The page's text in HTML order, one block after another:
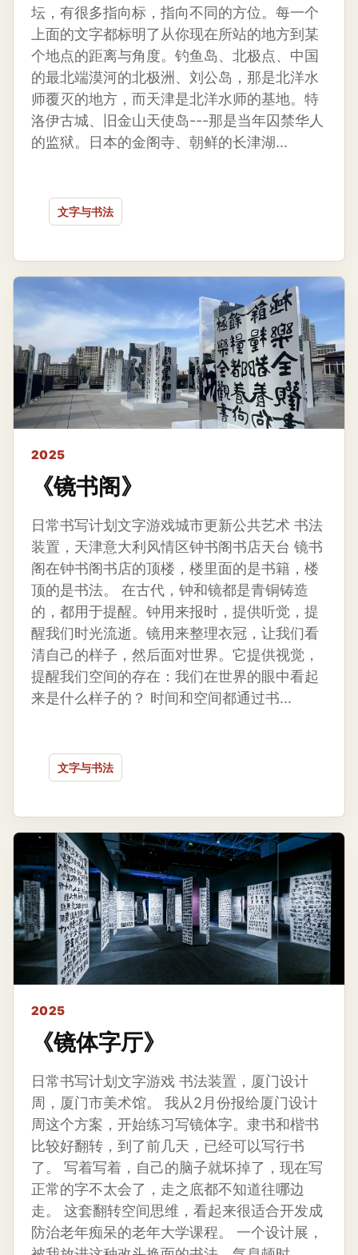
坛，有很多指向标，指向不同的方位。每一个
上面的文字都标明了从你现在所站的地方到某
个地点的距离与角度。钓鱼岛、北极点、中国
的最北端漠河的北极洲、刘公岛，那是北洋水
师覆灭的地方，而天津是北洋水师的基地。特
洛伊古城、旧金山天使岛---那是当年囚禁华人
的监狱。日本的金阁寺、朝鲜的长津湖...
文字与书法
2025
《镜书阁》
日常书写计划文字游戏城市更新公共艺术 书法
装置，天津意大利风情区钟书阁书店天台 镜书
阁在钟书阁书店的顶楼，楼里面的是书籍，楼
顶的是书法。 在古代，钟和镜都是青铜铸造
的，都用于提醒。钟用来报时，提供听觉，提
醒我们时光流逝。镜用来整理衣冠，让我们看
清自己的样子，然后面对世界。它提供视觉，
提醒我们空间的存在：我们在世界的眼中看起
来是什么样子的？ 时间和空间都通过书...
文字与书法
2025
《镜体字厅》
日常书写计划文字游戏 书法装置，厦门设计
周，厦门市美术馆。 我从2月份报给厦门设计
周这个方案，开始练习写镜体字。隶书和楷书
比较好翻转，到了前几天，已经可以写行书
了。 写着写着，自己的脑子就坏掉了，现在写
正常的字不太会了，走之底都不知道往哪边
走。 这套翻转空间思维，看起来很适合开发成
防治老年痴呆的老年大学课程。 一个设计展，